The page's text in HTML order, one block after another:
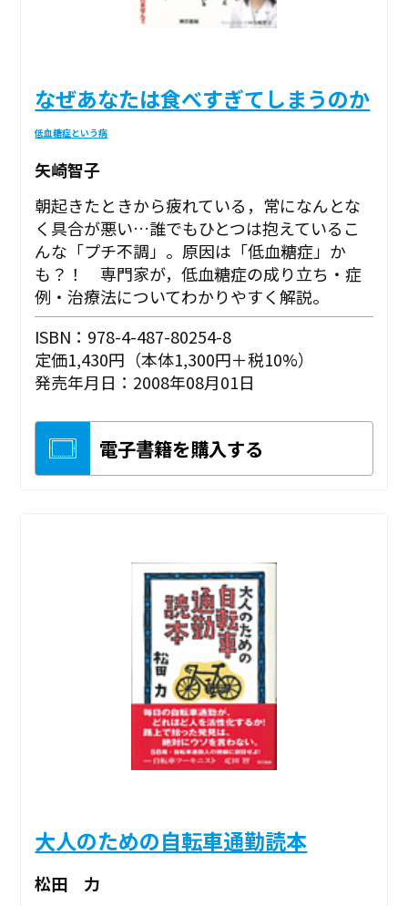
なぜあなたは食べすぎてしまうのか
低血糖症という病
矢崎智子
朝起きたときから疲れている，常になんとな
く具合が悪い…誰でもひとつは抱えているこ
んな「プチ不調」。原因は「低血糖症」か
も？！ 専門家が，低血糖症の成り立ち・症
例・治療法についてわかりやすく解説。
ISBN：978-4-487-80254-8
定価1,430円（本体1,300円＋税10%）
発売年月日：2008年08月01日
電子書籍を購入する
大人のための自転車通勤読本
松田 力